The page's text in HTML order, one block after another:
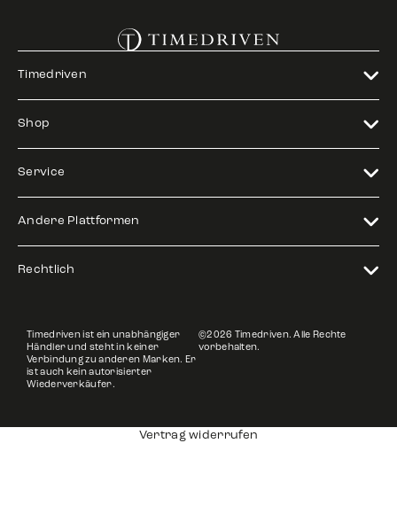
Timedriven
Shop
Service
Andere Plattformen
Rechtlich
Timedriven ist ein unabhängiger
Händler und steht in keiner
Verbindung zu anderen Marken. Er
ist auch kein autorisierter
Wiederverkäufer.
©2026 Timedriven. Alle Rechte
vorbehalten.
Vertrag widerrufen